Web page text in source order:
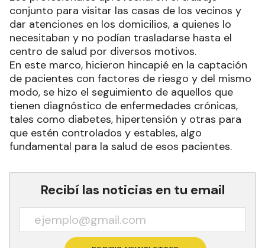
conjunto para visitar las casas de los vecinos y
dar atenciones en los domicilios, a quienes lo
necesitaban y no podían trasladarse hasta el
centro de salud por diversos motivos.
En este marco, hicieron hincapié en la captación
de pacientes con factores de riesgo y del mismo
modo, se hizo el seguimiento de aquellos que
tienen diagnóstico de enfermedades crónicas,
tales como diabetes, hipertensión y otras para
que estén controlados y estables, algo
fundamental para la salud de esos pacientes.
Recibí las noticias en tu email